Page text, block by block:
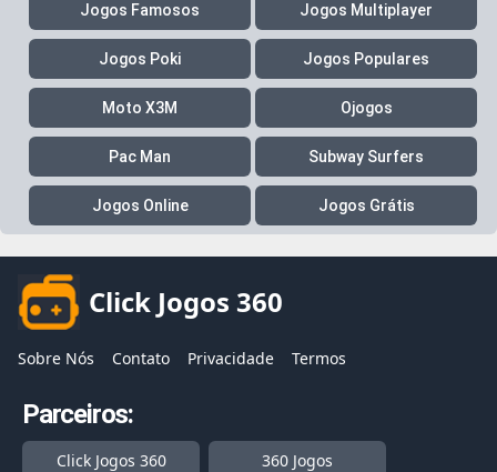
Jogos Famosos Jogos Multiplayer
Jogos Poki Jogos Populares
Moto X3M Ojogos
Pac Man Subway Surfers
Jogos Online Jogos Grátis
Click Jogos 360
Sobre Nós Contato Privacidade Termos
Parceiros:
Click Jogos 360 360 Jogos